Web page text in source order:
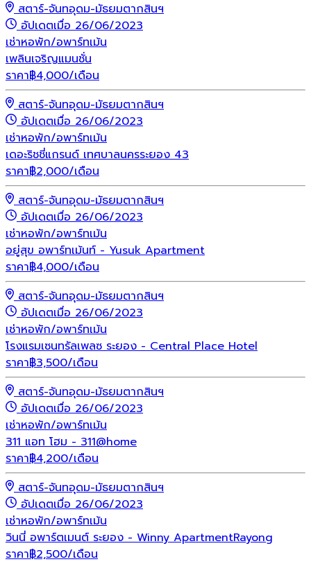
สตาร์-จันทอุดม-มัธยมตากสินฯ
อัปเดตเมื่อ 26/06/2023
เช่าหอพัก/อพาร์ทเม้น
เพลินเจริญแมนชั่น
ราคา฿4,000/เดือน
สตาร์-จันทอุดม-มัธยมตากสินฯ
อัปเดตเมื่อ 26/06/2023
เช่าหอพัก/อพาร์ทเม้น
เดอะริชชี่แกรนด์ เทศบาลนครระยอง 43
ราคา฿2,000/เดือน
สตาร์-จันทอุดม-มัธยมตากสินฯ
อัปเดตเมื่อ 26/06/2023
เช่าหอพัก/อพาร์ทเม้น
อยู่สุข อพาร์ทเม้นท์ - Yusuk Apartment
ราคา฿4,000/เดือน
สตาร์-จันทอุดม-มัธยมตากสินฯ
อัปเดตเมื่อ 26/06/2023
เช่าหอพัก/อพาร์ทเม้น
โรงแรมเซนทรัลเพลซ ระยอง - Central Place Hotel
ราคา฿3,500/เดือน
สตาร์-จันทอุดม-มัธยมตากสินฯ
อัปเดตเมื่อ 26/06/2023
เช่าหอพัก/อพาร์ทเม้น
311 แอท โฮม - 311@home
ราคา฿4,200/เดือน
สตาร์-จันทอุดม-มัธยมตากสินฯ
อัปเดตเมื่อ 26/06/2023
เช่าหอพัก/อพาร์ทเม้น
วินนี่ อพาร์ตเมนต์ ระยอง - Winny ApartmentRayong
ราคา฿2,500/เดือน